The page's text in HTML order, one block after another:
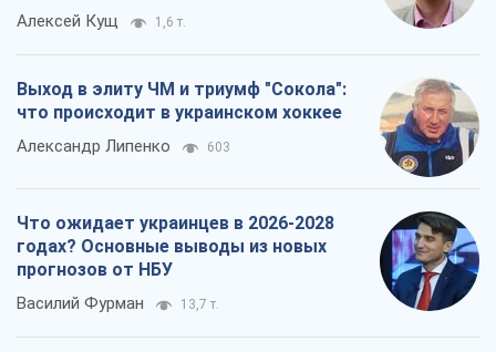
Алексей Кущ 1,6 т.
Выход в элиту ЧМ и триумф "Сокола":
что происходит в украинском хоккее
Александр Липенко 603
Что ожидает украинцев в 2026-2028
годах? Основные выводы из новых
прогнозов от НБУ
Василий Фурман 13,7 т.